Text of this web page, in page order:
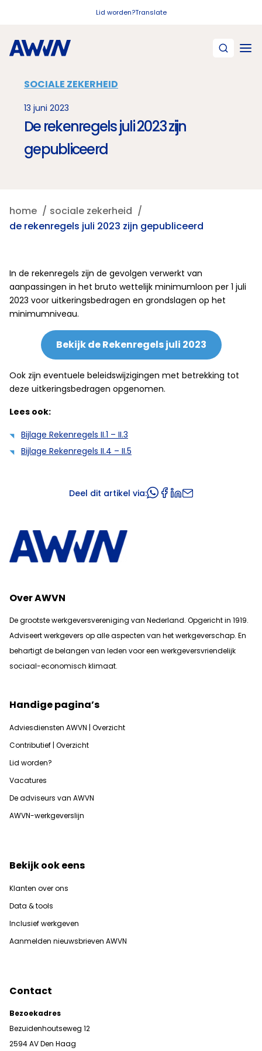
Lid worden?Translate
SOCIALE ZEKERHEID
13 juni 2023
De rekenregels juli 2023 zijn
gepubliceerd
home
sociale zekerheid
de rekenregels juli 2023 zijn gepubliceerd
In de rekenregels zijn de gevolgen verwerkt van
aanpassingen in het bruto wettelijk minimumloon per 1 juli
2023 voor uitkeringsbedragen en grondslagen op het
minimumniveau.
Bekijk de Rekenregels juli 2023
Ook zijn eventuele beleidswijzigingen met betrekking tot
deze uitkeringsbedragen opgenomen.
Lees ook:
Bijlage Rekenregels II.1 – II.3
Bijlage Rekenregels II.4 – II.5
Deel dit artikel via:
Over AWVN
De grootste werkgeversvereniging van Nederland. Opgericht in 1919.
Adviseert werkgevers op alle aspecten van het werkgeverschap. En
behartigt de belangen van leden voor een werkgeversvriendelijk
sociaal-economisch klimaat.
Handige pagina’s
Adviesdiensten AWVN | Overzicht
Contributief | Overzicht
Lid worden?
Vacatures
De adviseurs van AWVN
AWVN-werkgeverslijn
Bekijk ook eens
Klanten over ons
Data & tools
Inclusief werkgeven
Aanmelden nieuwsbrieven AWVN
Contact
Bezoekadres
Bezuidenhoutseweg 12
2594 AV Den Haag